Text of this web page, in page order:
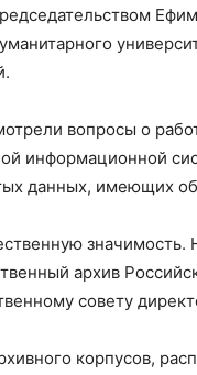
вопросы о
информационной
данных, имеющих
архив
совету
корпусов,